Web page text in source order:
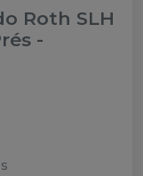
Roth SLH
-